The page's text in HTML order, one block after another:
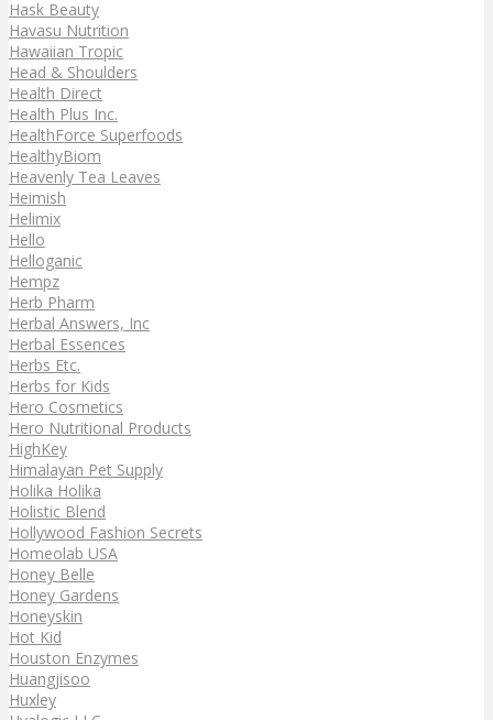
Hask Beauty
Havasu Nutrition
Hawaiian Tropic
Head & Shoulders
Health Direct
Health Plus Inc.
HealthForce Superfoods
HealthyBiom
Heavenly Tea Leaves
Heimish
Helimix
Hello
Helloganic
Hempz
Herb Pharm
Herbal Answers, Inc
Herbal Essences
Herbs Etc.
Herbs for Kids
Hero Cosmetics
Hero Nutritional Products
HighKey
Himalayan Pet Supply
Holika Holika
Holistic Blend
Hollywood Fashion Secrets
Homeolab USA
Honey Belle
Honey Gardens
Honeyskin
Hot Kid
Houston Enzymes
Huangjisoo
Huxley